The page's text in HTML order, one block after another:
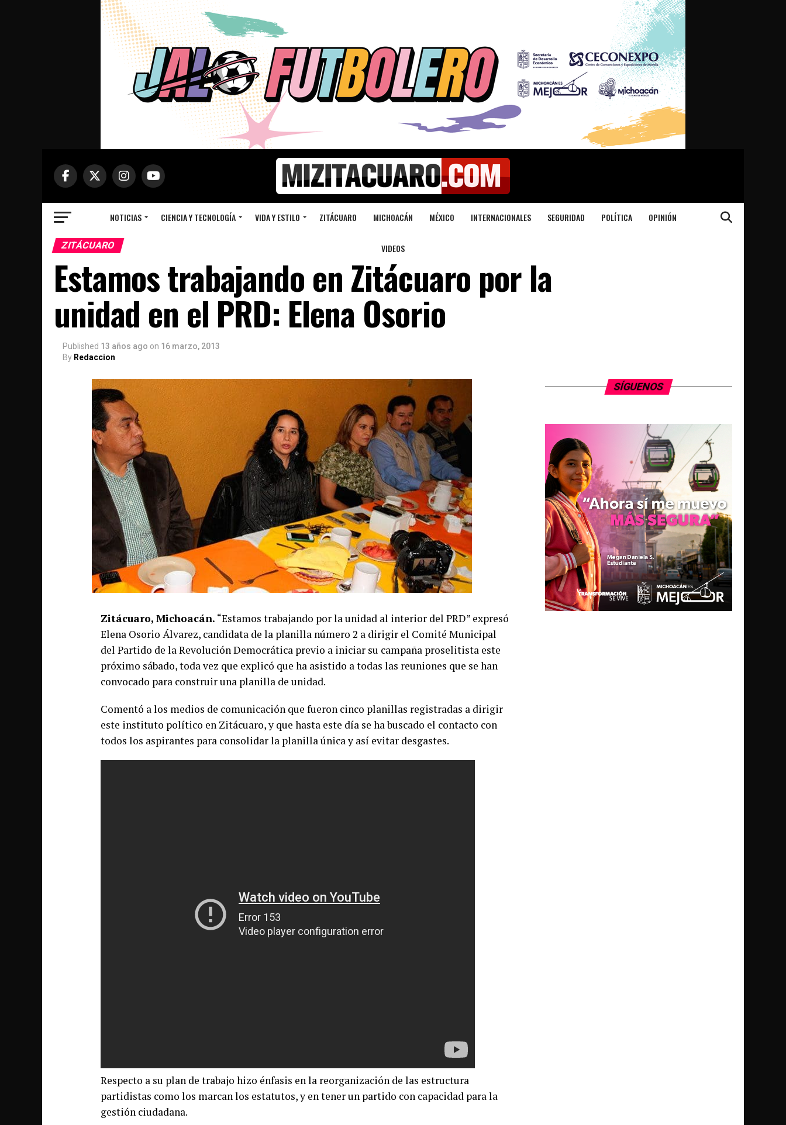
NOTICIAS CIENCIA Y TECNOLOGÍA VIDA Y ESTILO ZITÁCUARO MICHOACÁN MÉXICO INTERNACIONALES SEGURIDAD POLÍTICA OPINIÓN
VIDEOS
ZITÁCUARO
Estamos trabajando en Zitácuaro por la
unidad en el PRD: Elena Osorio
Published 13 años ago on 16 marzo, 2013
By Redaccion
Zitácuaro, Michoacán. “Estamos trabajando por la unidad al interior del PRD” expresó
Elena Osorio Álvarez, candidata de la planilla número 2 a dirigir el Comité Municipal
del Partido de la Revolución Democrática previo a iniciar su campaña proselitista este
próximo sábado, toda vez que explicó que ha asistido a todas las reuniones que se han
convocado para construir una planilla de unidad.
Comentó a los medios de comunicación que fueron cinco planillas registradas a dirigir
este instituto político en Zitácuaro, y que hasta este día se ha buscado el contacto con
todos los aspirantes para consolidar la planilla única y así evitar desgastes.
Respecto a su plan de trabajo hizo énfasis en la reorganización de las estructura
partidistas como los marcan los estatutos, y en tener un partido con capacidad para la
gestión ciudadana.
SÍGUENOS